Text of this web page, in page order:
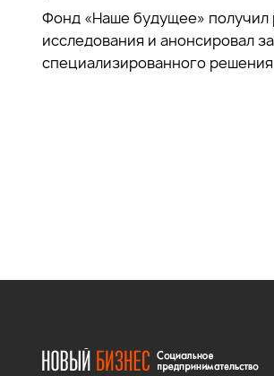
Фонд «Наше будущее» получил
исследования и анонсировал
специализированного решения